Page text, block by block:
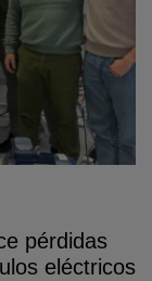
pérdidas
eléctricos